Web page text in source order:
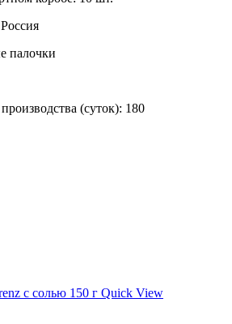
Россия
палочки
(суток): 180
Quick View